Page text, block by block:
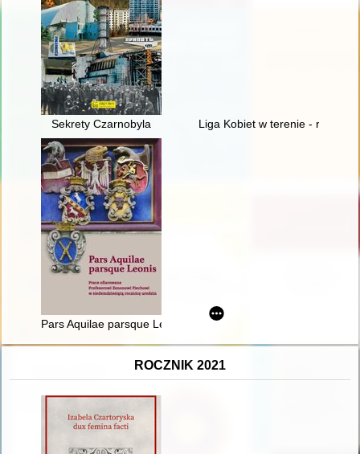
Sekrety Czarnobyla Liga Kobiet w terenie -
Pars Aquilae parsque Leonis : prace ofiarowane Profesorowi
ROCZNIK 2021